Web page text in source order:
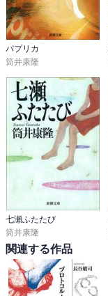
パプリカ
筒井康隆
七瀬ふたたび
筒井康隆
関連する作品